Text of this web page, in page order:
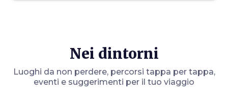
Nei dintorni
Luoghi da non perdere, percorsi tappa per tappa,
eventi e suggerimenti per il tuo viaggio